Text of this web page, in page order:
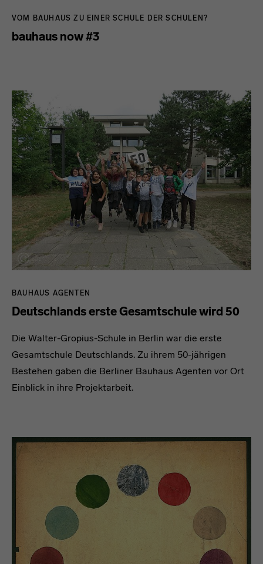
VOM BAUHAUS ZU EINER SCHULE DER SCHULEN?
bauhaus now #3
BAUHAUS AGENTEN
Deutschlands erste Gesamtschule wird 50
Die Walter-Gropius-Schule in Berlin war die erste
Gesamtschule Deutschlands. Zu ihrem 50-jährigen
Bestehen gaben die Berliner Bauhaus Agenten vor Ort
Einblick in ihre Projektarbeit.